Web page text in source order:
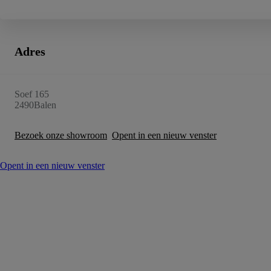
HYBRIDE
Adres
Soef 165
2490Balen
Bezoek onze showroom Opent in een nieuw venster
Opent in een nieuw venster